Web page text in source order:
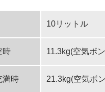
10リットル
時 11.3kg(空気ボ
満時 21.3kg(空気ボ